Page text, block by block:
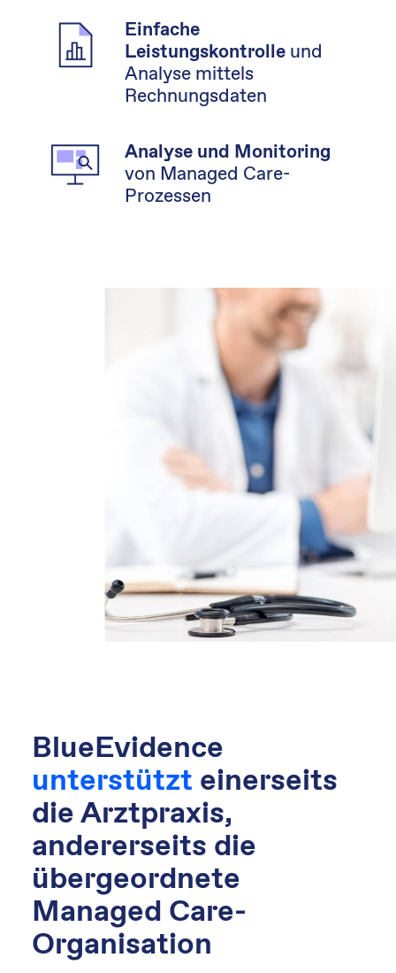
Einfache
Leistungskontrolleund
Analyse mittels
Rechnungsdaten
Analyse und Monitoring
von Managed Care-
Prozessen
BlueEvidence
unterstützt einer­seits
die Arzt­praxis,
andererseits die
übergeordnete
Managed Care-
Organisation